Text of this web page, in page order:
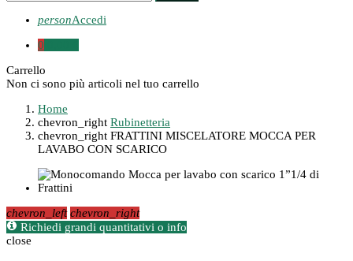
personAccedi
0
Carrello
Non ci sono più articoli nel tuo carrello
Home
chevron_right Rubinetteria
chevron_right FRATTINI MISCELATORE MOCCA PER
LAVABO CON SCARICO
chevron_left chevron_right
Richiedi grandi quantitativi o info
close